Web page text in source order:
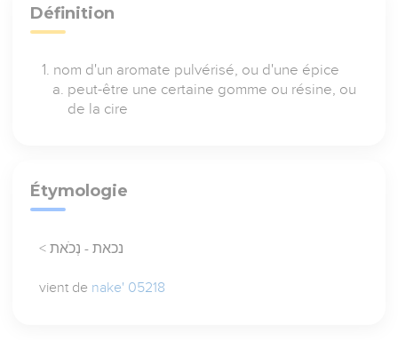
Définition
nom d'un aromate pulvérisé, ou d'une épice
peut-être une certaine gomme ou résine, ou
de la cire
Étymologie
< נכאת - נְכֹאת
vient de nake' 05218